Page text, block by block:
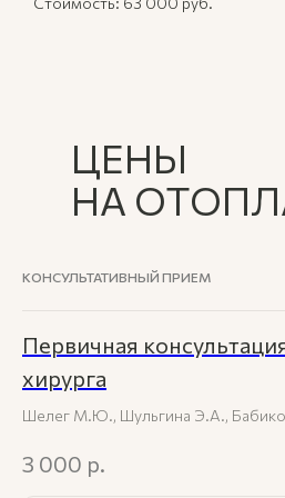
ЦЕНЫ
НА
КОНСУЛЬТАТИВНЫЙ ПРИЕМ
Первичная
хирурга
Шелег М.Ю., Шульгина Э.А.,
3 000 р.